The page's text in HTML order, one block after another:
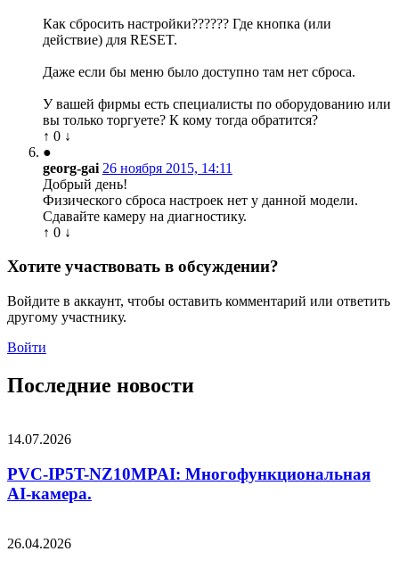
Как сбросить настройки?????? Где кнопка (или
действие) для RESET.
Даже если бы меню было доступно там нет сброса.
У вашей фирмы есть специалисты по оборудованию или
вы только торгуете? К кому тогда обратится?
↑ 0 ↓
●
georg-gai 26 ноября 2015, 14:11
Добрый день!
Физического сброса настроек нет у данной модели.
Сдавайте камеру на диагностику.
↑ 0 ↓
Хотите участвовать в обсуждении?
Войдите в аккаунт, чтобы оставить комментарий или ответить
другому участнику.
Войти
Последние новости
14.07.2026
PVC-IP5T-NZ10MPAI: Многофункциональная
AI-камера.
26.04.2026